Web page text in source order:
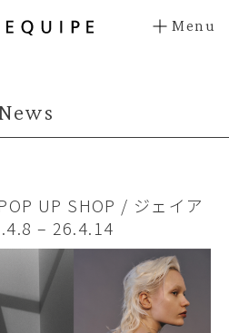
Menu
UP SHOP / ジェイア
– 26.4.14